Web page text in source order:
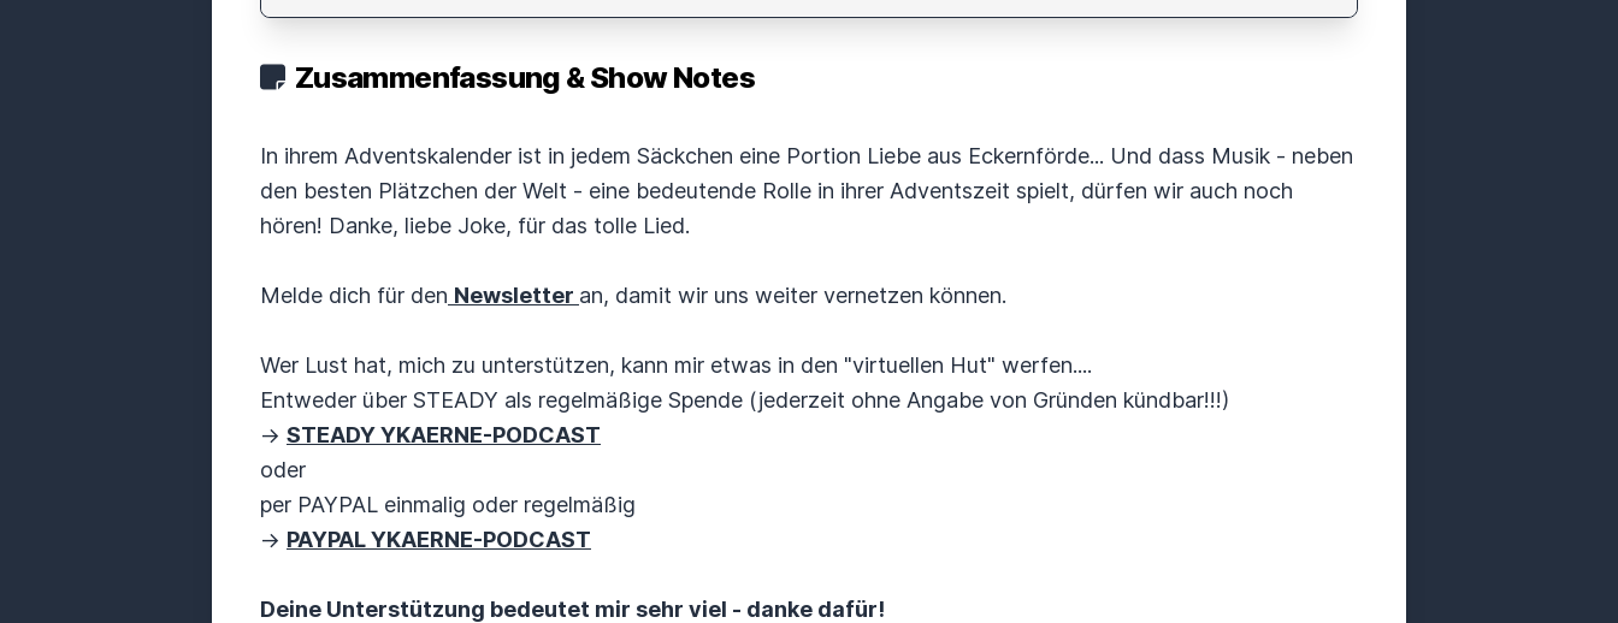
Zusammenfassung & Show Notes
In ihrem Adventskalender ist in jedem Säckchen eine Portion Liebe aus Eckernförde... Und dass Musik - neben
den besten Plätzchen der Welt - eine bedeutende Rolle in ihrer Adventszeit spielt, dürfen wir auch noch
hören! Danke, liebe Joke, für das tolle Lied.
Melde dich für den Newsletter an, damit wir uns weiter vernetzen können.
Wer Lust hat, mich zu unterstützen, kann mir etwas in den "virtuellen Hut" werfen....
Entweder über STEADY als regelmäßige Spende (jederzeit ohne Angabe von Gründen kündbar!!!)
-> STEADY YKAERNE-PODCAST
oder
per PAYPAL einmalig oder regelmäßig
-> PAYPAL YKAERNE-PODCAST
Deine Unterstützung bedeutet mir sehr viel - danke dafür!